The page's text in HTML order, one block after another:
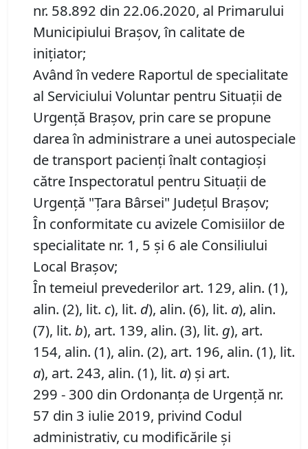
nr. 58.892 din 22.06.2020, al Primarului
Municipiului Braşov, în calitate de
iniţiator;
Având în vedere Raportul de specialitate
al Serviciului Voluntar pentru Situații de
Urgență Brașov, prin care se propune
darea în administrare a unei autospeciale
de transport pacienți înalt contagioși
către Inspectoratul pentru Situaţii de
Urgenţă "Ţara Bârsei" Judeţul Brașov;
În conformitate cu avizele Comisiilor de
specialitate nr. 1, 5 și 6 ale Consiliului
Local Brașov;
În temeiul prevederilor art. 129, alin. (1),
alin. (2), lit. c), lit. d), alin. (6), lit. a), alin.
(7), lit. b), art. 139, alin. (3), lit. g), art.
154, alin. (1), alin. (2), art. 196, alin. (1), lit.
a), art. 243, alin. (1), lit. a) și art.
299 - 300 din Ordonanța de Urgență nr.
57 din 3 iulie 2019, privind Codul
administrativ, cu modificările și